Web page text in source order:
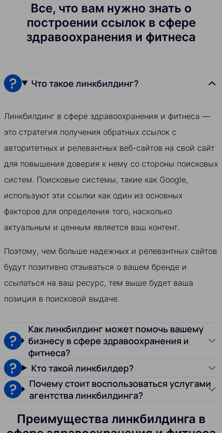
Все, что вам нужно знать о
построении ссылок в сфере
здравоохранения и фитнеса
Что такое линкбилдинг?
Линкбилдинг в сфере здравоохранения и фитнеса —
это стратегия получения обратных ссылок с
авторитетных и релевантных веб-сайтов на свой сайт
для повышения доверия к нему со стороны поисковых
систем. Поисковые системы, такие как Google,
используют эти ссылки как один из основных
факторов для определения того, насколько
актуальным и ценным является ваш контент.
Поэтому, чем больше надежных и релевантных сайтов
будут позитивно отзываться о вашем бренде и
ссылаться на ваш ресурс, тем выше будет ваша
позиция в поисковой выдаче.
Как линкбилдинг может помочь вашему
бизнесу в сфере здравоохранения и
фитнеса?
Кто такой линкбилдер?
Почему стоит воспользоваться услугами
агентства линкбилдинга?
Преимущества линкбилдинга в